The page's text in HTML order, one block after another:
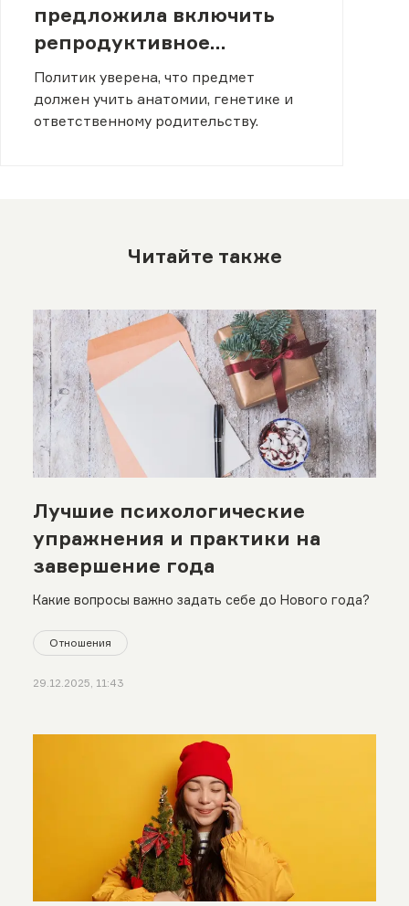
предложила включить
репродуктивное
просвещение в уроки
биологии
Политик уверена, что предмет
должен учить анатомии, генетике и
ответственному родительству.
Читайте также
Лучшие психологические
упражнения и практики на
завершение года
Какие вопросы важно задать себе до Нового года?
Отношения
29.12.2025, 11:43